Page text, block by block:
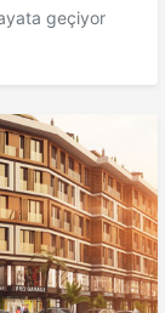
geçiyor